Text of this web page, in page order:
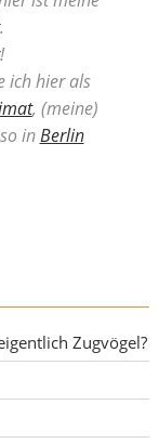
.
!
ich hier als
, (meine)
inBerlin
Zugvögel?